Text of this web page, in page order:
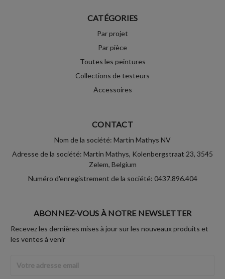
CATÉGORIES
Par projet
Par pièce
Toutes les peintures
Collections de testeurs
Accessoires
CONTACT
Nom de la société: Martin Mathys NV
Adresse de la société: Martin Mathys, Kolenbergstraat 23, 3545
Zelem, Belgium
Numéro d'enregistrement de la société: 0437.896.404
ABONNEZ-VOUS À NOTRE NEWSLETTER
Recevez les dernières mises à jour sur les nouveaux produits et
les ventes à venir
Email